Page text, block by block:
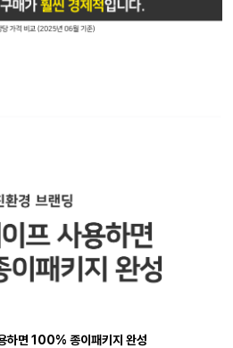
하면 100% 종이패키지 완성